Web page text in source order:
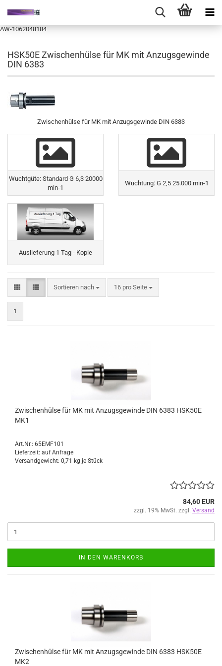
AW-1062048184
HSK50E Zwischenhülse für MK mit Anzugsgewinde
DIN 6383
Zwischenhülse für MK mit Anzugsgewinde DIN 6383
Wuchtgüte: Standard G 6,3 20000
min-1
Wuchtung: G 2,5 25.000 min-1
Auslieferung 1 Tag - Kopie
Sortieren nach
Sortieren nach 16 pro Seite
pro Seite
1
Zwischenhülse für MK mit Anzugsgewinde DIN 6383 HSK50E
MK1
Art.Nr.: 65EMF101
Lieferzeit: auf Anfrage
Versandgewicht: 0,71 kg je Stück
84,60 EUR
zzgl. 19% MwSt. zzgl. Versand
IN DEN WARENKORB
Zwischenhülse für MK mit Anzugsgewinde DIN 6383 HSK50E
MK2